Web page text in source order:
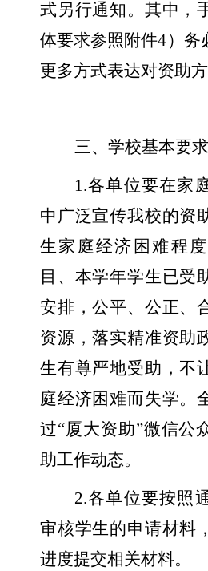
式另行通知。其中，
体要求参照附件4）务
更多方式表达对资助方
三、学校基本要求
1.各单位要在家
中广泛宣传我校的资
生家庭经济困难程
目、本学年学生已受
安排，公平、公正、
资源，落实精准资助
生有尊严地受助，不
庭经济困难而失学。
过“厦大资助”微信公
助工作动态。
2.各单位要按照
审核学生的申请材料
进度提交相关材料。